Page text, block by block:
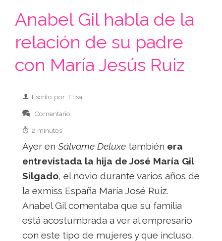
Anabel Gil habla de la
relación de su padre
con María Jesús Ruiz
Escrito por: Elisa
Comentario
2 minutos
Ayer en Sálvame Deluxe también era
entrevistada la hija de José María Gil
Silgado, el novio durante varios años de
la exmiss España María José Ruiz.
Anabel Gil comentaba que su familia
está acostumbrada a ver al empresario
con este tipo de mujeres y que incluso,